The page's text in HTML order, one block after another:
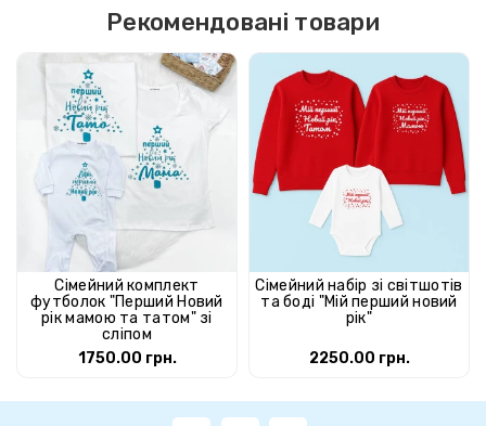
Рекомендовані товари
Сімейний комплект
футболок "Перший Новий
рік мамою та татом" зі
сліпом
1750.00 грн.
Сімейний набір зі світшотів
та боді "Мій перший новий
рік"
2250.00 грн.